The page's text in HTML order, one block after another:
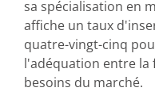
sa spécialisation en
affiche un taux
quatre-vingt-cinq
l'adéquation entre la
besoins du marché.